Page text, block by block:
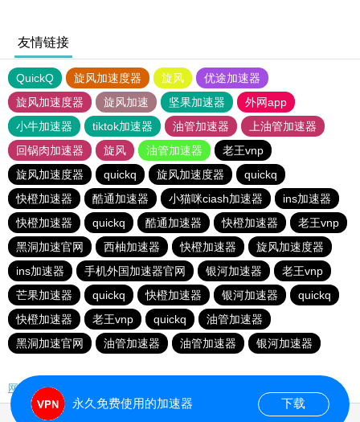
友情链接
QuickQ 旋风加速度器 旋风
优途加速器
旋风加速度器
旋风加速 坚果加速器
外网app
小牛加速器
tiktok加速器 油管加速器
上油管加速器
回锅肉加速器
旋风 油管加速器
老王vnp
旋风加速度器
quickq 旋风加速度器
quickq
快橙加速器
酷通加速器 小猫咪ciash加速器
ins加速器
快橙加速器
quickq 酷通加速器 快橙加速器
老王vnp
黑洞加速官网
西柚加速器 快橙加速器
旋风加速度器
ins加速器
手机外国加速器官网 银河加速器
老王vnp
芒果加速器
quickq 快橙加速器 银河加速器
quickq
快橙加速器
老王vnp quickq
油管加速器
黑洞加速官网
油管加速器 油管加速器 银河加速器
网站地图
永久免费使用的加速器 下载